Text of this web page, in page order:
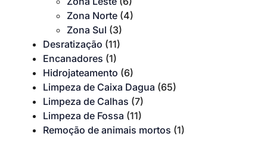
Zona Norte (4)
Zona Sul (3)
Desratização (11)
Encanadores (1)
Hidrojateamento (6)
Limpeza de Caixa Dagua (65)
Limpeza de Calhas (7)
Limpeza de Fossa (11)
Remoção de animais mortos (1)